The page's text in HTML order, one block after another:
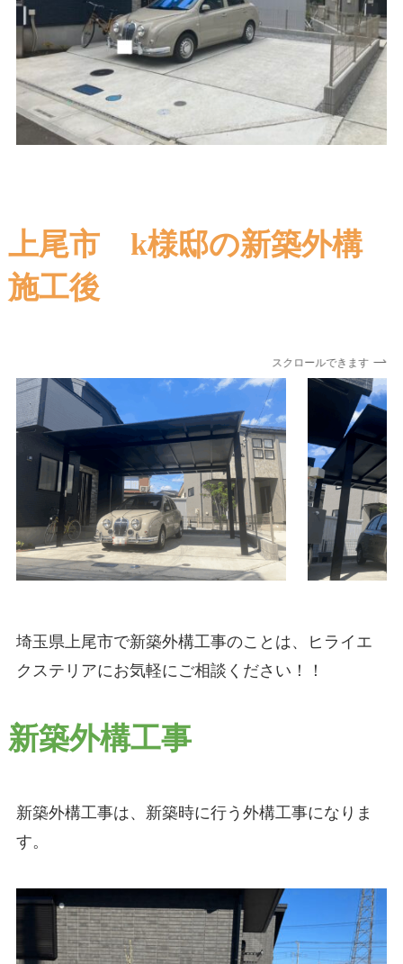
上尾市 k様邸の新築外構
施工後
スクロールできます
埼玉県上尾市で新築外構工事のことは、ヒライエ
クステリアにお気軽にご相談ください！！
新築外構工事
新築外構工事は、 新築時に行う 外構工事になりま
す。